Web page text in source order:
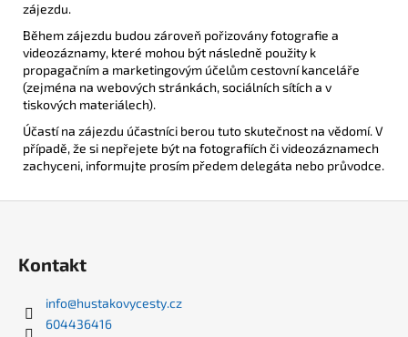
zájezdu.
Během zájezdu budou zároveň pořizovány fotografie a
videozáznamy, které mohou být následně použity k
propagačním a marketingovým účelům cestovní kanceláře
(zejména na webových stránkách, sociálních sítích a v
tiskových materiálech).
Účastí na zájezdu účastníci berou tuto skutečnost na vědomí. V
případě, že si nepřejete být na fotografiích či videozáznamech
zachyceni, informujte prosím předem delegáta nebo průvodce.
Kontakt
info@hustakovycesty.cz
604436416